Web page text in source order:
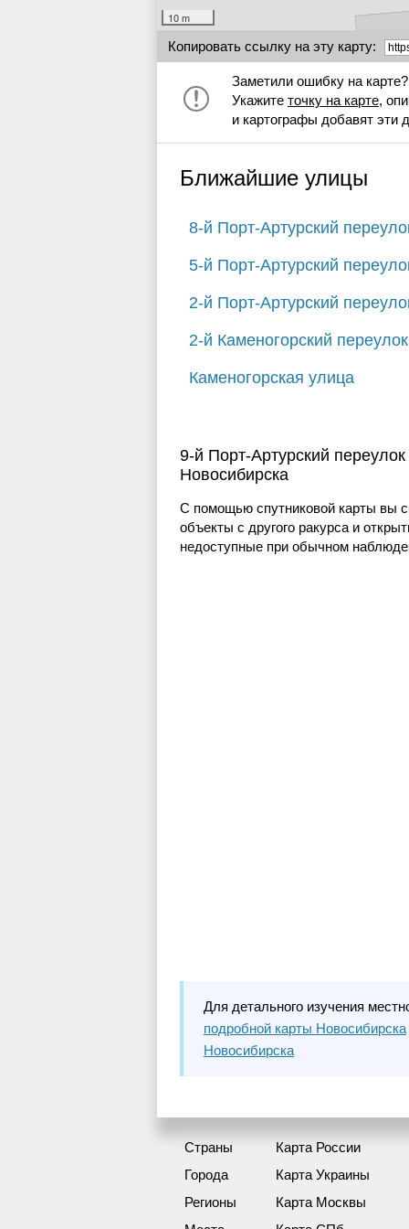
10 m
Копировать ссылку на эту карту:
Заметили ошибку на карте?
Укажите точку на карте,
и картографы добавят эти
Ближайшие улицы
8-й Порт-Артурский
5-й Порт-Артурский
2-й Порт-Артурский
2-й Каменогорский переулок
Каменогорская улица
9-й Порт-Артурский
Новосибирска
С помощью спутниковой карты вы
объекты с другого ракурса и
недоступные при обычном
Для детального изучения
подробной карты Новосибирска
Новосибирска
Страны
Города
Регионы
Карта России
Карта Украины
Карта Москвы